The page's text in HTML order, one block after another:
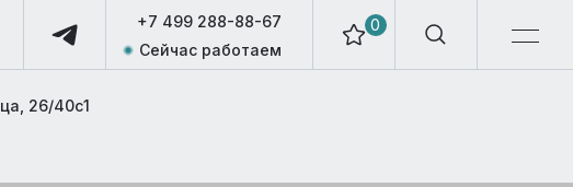
0
+7 499 288-88-67
Сейчас работаем
26/40с1